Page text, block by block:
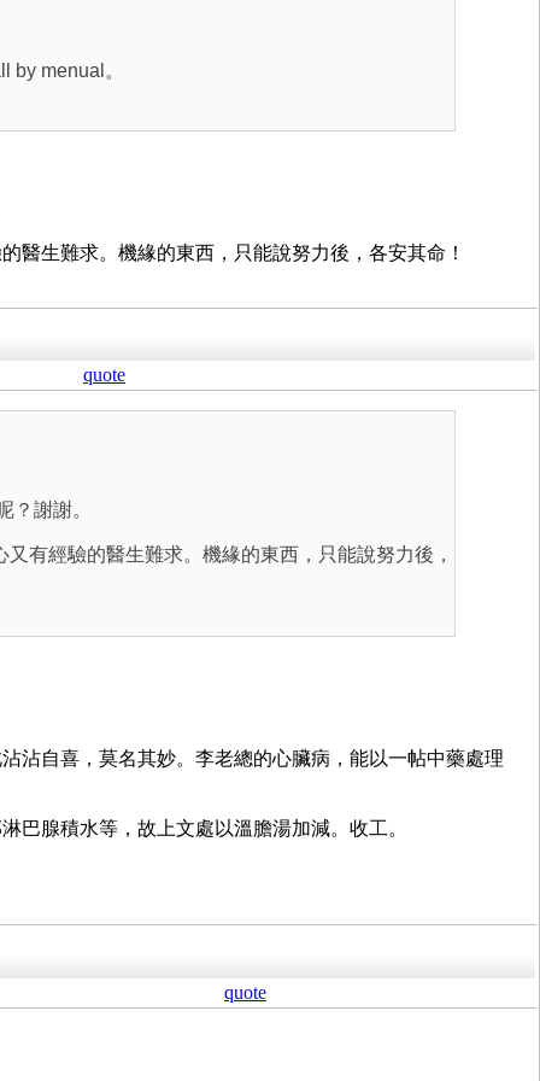
by menual。
醫生難求。機緣的東西，只能說努力後，各安其命！
quote
？謝謝。
有經驗的醫生難求。機緣的東西，只能說努力後，
沾自喜，莫名其妙。李老總的心臟病，能以一帖中藥處理
巴腺積水等，故上文處以溫膽湯加減。收工。
quote